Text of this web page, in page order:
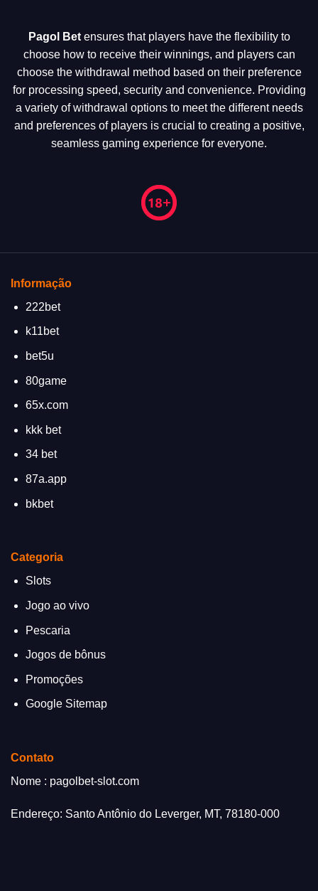
Pagol Betensures that players have the flexibility to
choose how to receive their winnings, and players can
choose the withdrawal method based on their preference
for processing speed, security and convenience. Providing
a variety of withdrawal options to meet the different needs
and preferences of players is crucial to creating a positive,
seamless gaming experience for everyone.
Informação
222bet
k11bet
bet5u
80game
65x.com
kkk bet
34 bet
87a.app
bkbet
Categoria
Slots
Jogo ao vivo
Pescaria
Jogos de bônus
Promoções
Google Sitemap
Contato
Nome : pagolbet-slot.com
Endereço: Santo Antônio do Leverger, MT, 78180-000